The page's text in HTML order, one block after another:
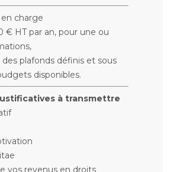
charge
€ HT par an, pour une ou
des plafonds définis et sous
disponibles.
à transmettre
vos revenus en droits